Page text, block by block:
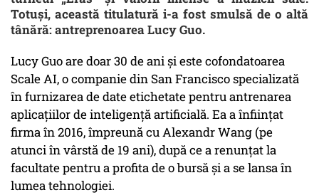
Totuși, această titulatură i-a fost smulsă de o altă
tânără: antreprenoarea Lucy Guo.
Lucy Guo are doar 30 de ani și este cofondatoarea
Scale AI, o companie din San Francisco specializată
în furnizarea de date etichetate pentru antrenarea
aplicațiilor de inteligență artificială. Ea a înființat
firma în 2016, împreună cu Alexandr Wang (pe
atunci în vârstă de 19 ani), după ce a renunțat la
facultate pentru a profita de o bursă și a se lansa în
lumea tehnologiei.